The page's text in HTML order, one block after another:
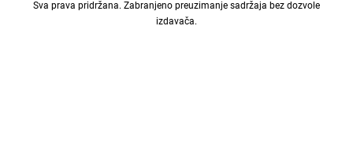
Sva prava pridržana. Zabranjeno preuzimanje sadržaja bez dozvole
izdavača.